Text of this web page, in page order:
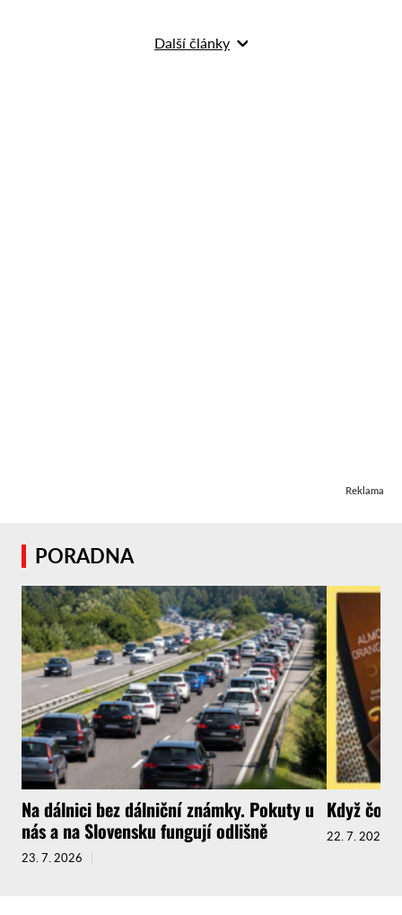
Další články
Reklama
PORADNA
Na dálnici bez dálniční známky. Pokuty u
nás a na Slovensku fungují odlišně
23. 7. 2026
Když
22. 7. 2026